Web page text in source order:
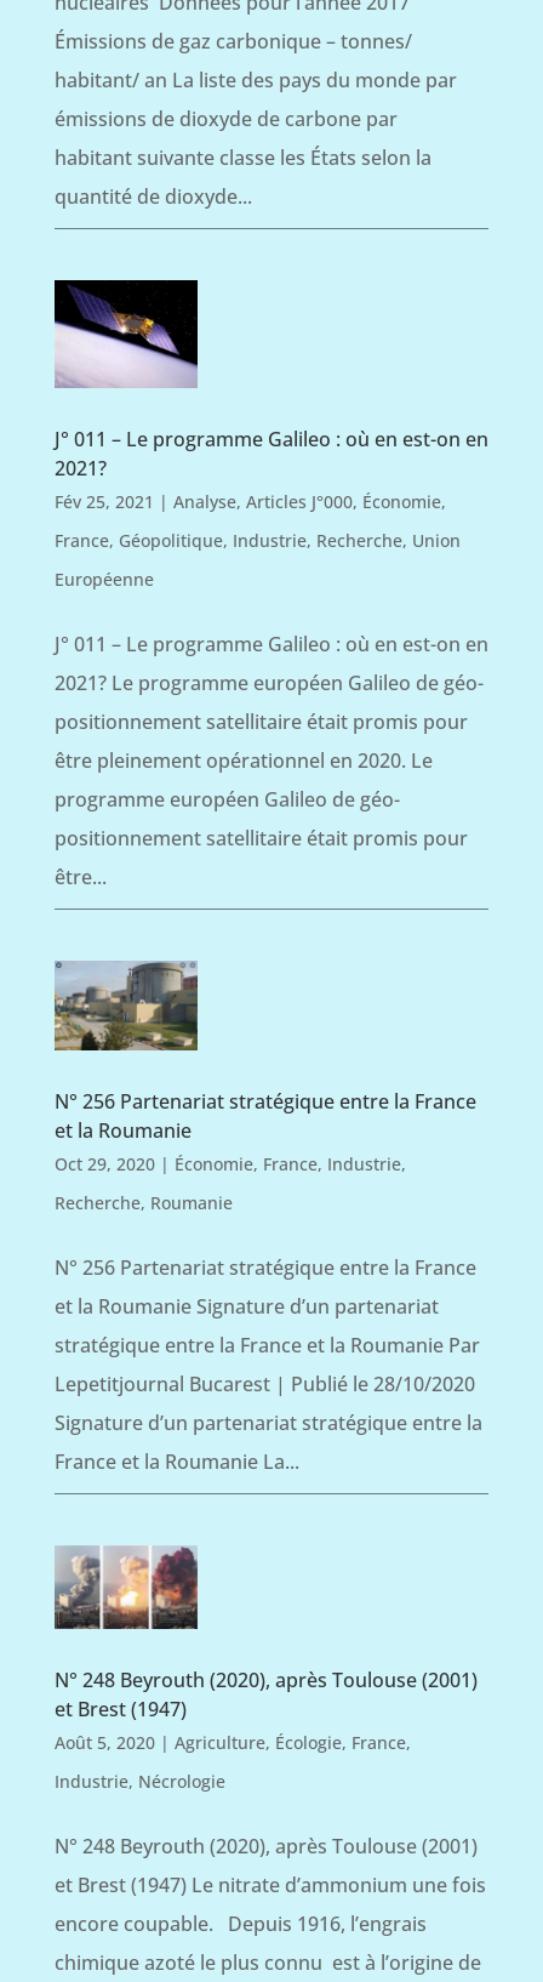
Émissions de gaz carbonique – tonnes/
habitant/ an La liste des pays du monde par
émissions de dioxyde de carbone par
habitant suivante classe les États selon la
quantité de dioxyde...
J° 011 – Le programme Galileo : où en est-on en
2021?
Fév 25, 2021 | Analyse, Articles J°000, Économie,
France, Géopolitique, Industrie, Recherche, Union
Européenne
J° 011 – Le programme Galileo : où en est-on en
2021? Le programme européen Galileo de géo-
positionnement satellitaire était promis pour
être pleinement opérationnel en 2020. Le
programme européen Galileo de géo-
positionnement satellitaire était promis pour
être...
N° 256 Partenariat stratégique entre la France
et la Roumanie
Oct 29, 2020| Économie, France, Industrie,
Recherche, Roumanie
N° 256 Partenariat stratégique entre la France
et la Roumanie Signature d’un partenariat
stratégique entre la France et la Roumanie Par
Lepetitjournal Bucarest | Publié le 28/10/2020
Signature d’un partenariat stratégique entre la
France et la Roumanie La...
N° 248 Beyrouth (2020), après Toulouse (2001)
et Brest (1947)
Août 5, 2020| Agriculture, Écologie, France,
Industrie, Nécrologie
N° 248 Beyrouth (2020), après Toulouse (2001)
et Brest (1947) Le nitrate d’ammonium une fois
encore coupable. Depuis 1916, l’engrais
chimique azoté le plus connu est à l’origine de